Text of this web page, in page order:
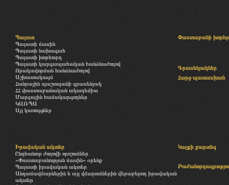
Պալատ
Պալատի մասին
Պալատի նախագահ
Պալատի խորհուրդ
Պալատի կարգապահական հանձնաժողով
Որակավորման հանձնաժողով
Աշխատակազմ
Հանրային պաշտպանի գրասենյակ
ՀՀ փաստաբանական ակադեմիա
Մարզային համակարգողներ
ԿԱՌՊԱ
Այլ կառույցներ
Փաստաբանի
Գրասենյակներ
Հարց-պատասխան
Իրավական ակտեր
Ընդհանուր ժողովի որոշումներ
«Փաստաբանության մասին» օրենք
Պալատի իրավական ակտեր
Անդամավճարներին և այլ վճարումներին վերաբերող իրավական
ակտեր
Կայքի քարտեզ